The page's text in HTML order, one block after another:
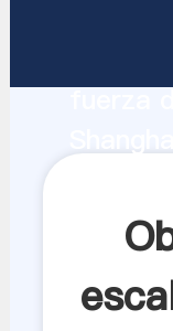
clientes.